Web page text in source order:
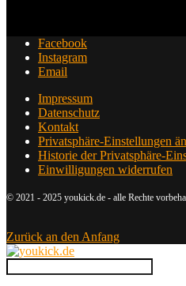
Facebook
Instagram
Email
Impressum
Datenschutz
Kontakt
Privatsphäre-Einstellungen
Historie der Privatsphäre-
Einwilligungen widerrufen
© 2021 - 2025 youkick.de - alle Rechte
Zurück an den Anfang